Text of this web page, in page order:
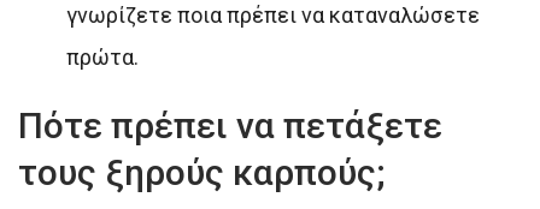
γνωρίζετε ποια πρέπει να καταναλώσετε
πρώτα.
Πότε πρέπει να πετάξετε
τους ξηρούς καρπούς;